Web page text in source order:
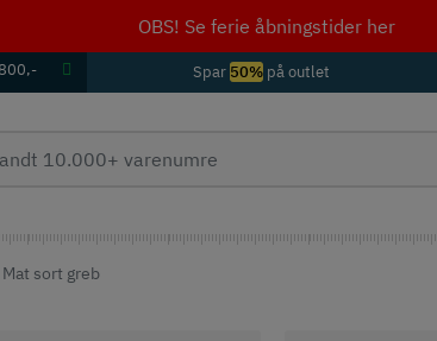
OBS! Se ferie åbningstider her
Spar 50% på outlet
sort greb